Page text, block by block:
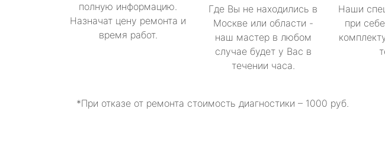
полную информацию.
Назначат цену ремонта и
время работ.
Где Вы не находились в
Москве или области -
наш мастер в любом
случае будет у Вас в
течении часа.
Наши
при
*При отказе от ремонта стоимость диагностики – 1000 руб.